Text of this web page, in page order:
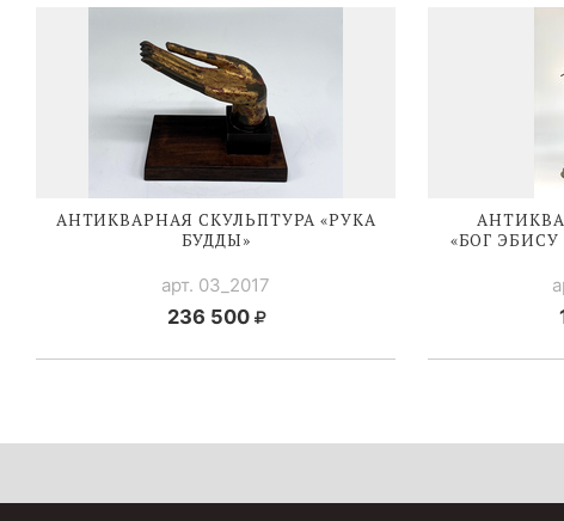
АНТИКВАРНАЯ СКУЛЬПТУРА «РУКА
БУДДЫ»
арт. 03_2017
236 500
«БОГ